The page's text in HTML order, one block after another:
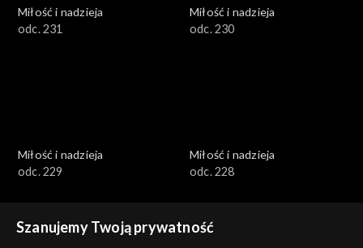
Miłość i nadzieja
odc. 231
Miłość i nadzieja
odc. 230
Miłość i nadzieja
odc. 229
Miłość i nadzieja
odc. 228
Szanujemy Twoją prywatność